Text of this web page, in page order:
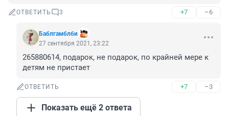
ОТВЕТИТЬ 3 +7 –6
Баблгамблби
27 сентября 2021, 23:22
265880614, подарок, не подарок, по крайней мере к
детям не пристает
ОТВЕТИТЬ +7 –3
Показать ещё 2 ответа